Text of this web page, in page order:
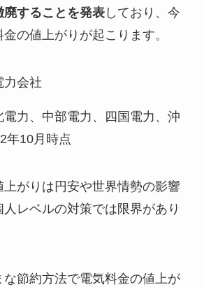
することを発表しており、今
の値上がりが起こります。
力会社
力、中部電力、四国電力、沖
年10月時点
がりは円安や世界情勢の影響
レベルの対策では限界があり
な節約方法で電気料金の値上が